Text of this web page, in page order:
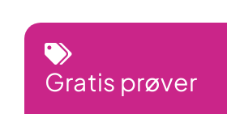
Gratis prøver